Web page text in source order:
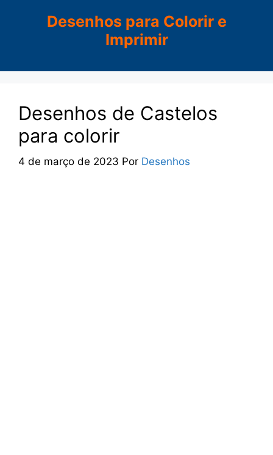
Desenhos para Colorir e
Imprimir
Desenhos de Castelos
para colorir
4 de março de 2023 Por Desenhos